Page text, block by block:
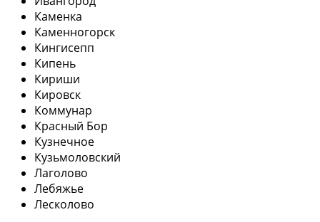
Каменка
Каменногорск
Кингисепп
Кипень
Кириши
Кировск
Коммунар
Красный Бор
Кузнечное
Кузьмоловский
Лаголово
Лебяжье
Лесколово